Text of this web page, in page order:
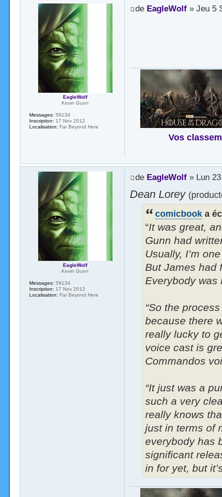
de EagleWolf» Jeu 5
Vos
EagleWolf
Kevin Gunn
Messages: 59134
Inscription: 17 Nov 2012
Localisation: Far Beyond Here
de EagleWolf» Lun 23
Dean Lorey
comicbooka
“It was great,
Gunn had
Usually, I’m
But James had
Everybody was
“So the
because there
really lucky to
voice cast is
Commandos
“It just was a
such a very
really knows
just in terms of
everybody has
significant
in for yet, but
EagleWolf
Kevin Gunn
Messages: 59134
Inscription: 17 Nov 2012
Localisation: Far Beyond Here